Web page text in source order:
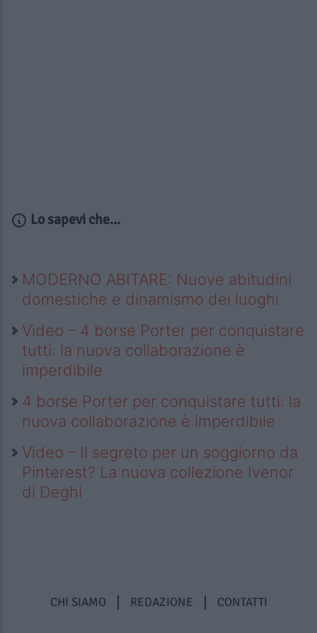
Lo sapevi che...
MODERNO ABITARE: Nuove abitudini
domestiche e dinamismo dei luoghi
Video – 4 borse Porter per conquistare
tutti: la nuova collaborazione è
imperdibile
4 borse Porter per conquistare tutti: la
nuova collaborazione è imperdibile
Video – Il segreto per un soggiorno da
Pinterest? La nuova collezione Ivenor
di Deghi
CHI SIAMO REDAZIONE CONTATTI